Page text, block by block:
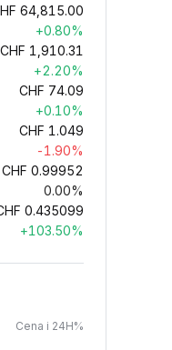
64,815.00
+0.80%
CHF 1,910.31
+2.20%
CHF 74.09
+0.10%
CHF 1.049
-1.90%
CHF 0.99952
0.00%
0.435099
+103.50%
Cena i 24H%